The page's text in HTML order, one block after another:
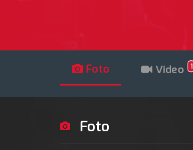
Foto Video 1
Foto